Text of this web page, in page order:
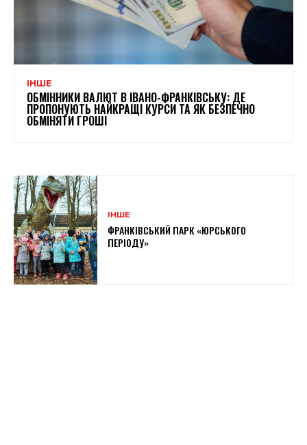
ІНШЕ
ОБМІННИКИ ВАЛЮТ В ІВАНО-ФРАНКІВСЬКУ: ДЕ
ПРОПОНУЮТЬ НАЙКРАЩІ КУРСИ ТА ЯК БЕЗПЕЧНО
ОБМІНЯТИ ГРОШІ
ІНШЕ
ФРАНКІВСЬКИЙ ПАРК «ЮРСЬКОГО
ПЕРІОДУ»